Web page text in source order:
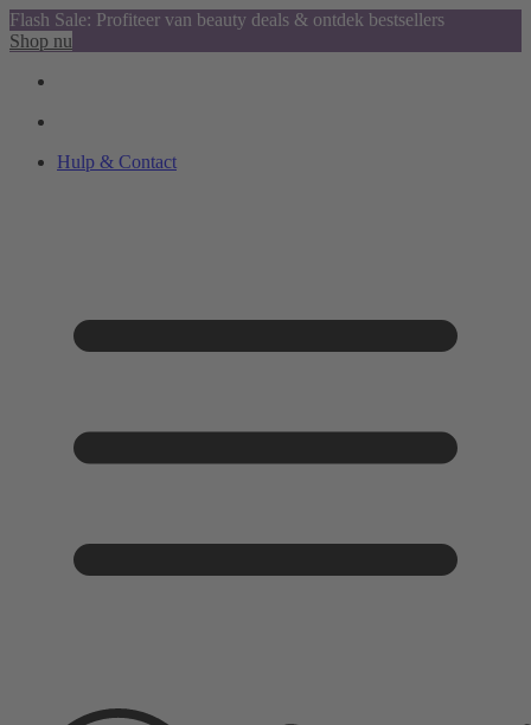
Flash Sale: Profiteer van beauty deals & ontdek bestsellers
Shop nu
Hulp & Contact